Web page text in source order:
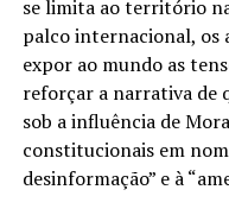
se limita ao território
palco internacional, os
expor ao mundo as
reforçar a narrativa de
sob a influência de
constitucionais em
desinformação” e à